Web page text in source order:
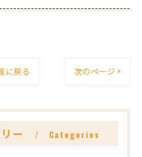
に戻る 次のページ >
ー Categories